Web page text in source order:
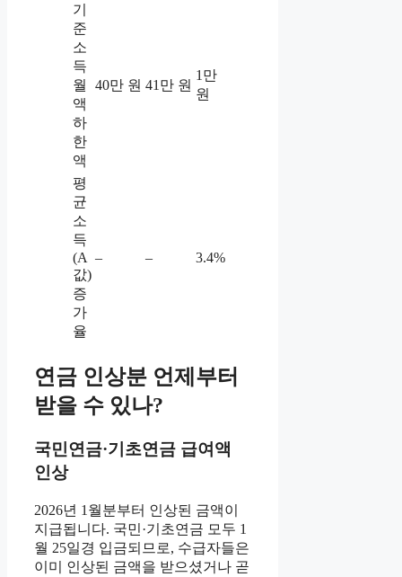
기
준
소
득
월
액
하
한
액
40만 원 41만 원
1만
원
평
균
소
득
(A
값)
증
가
율
– – 3.4%
연금 인상분 언제부터
받을 수 있나?
국민연금·기초연금 급여액
인상
2026년 1월분부터 인상된 금액이
지급됩니다. 국민·기초연금 모두 1
월 25일경 입금되므로, 수급자들은
이미 인상된 금액을 받으셨거나 곧